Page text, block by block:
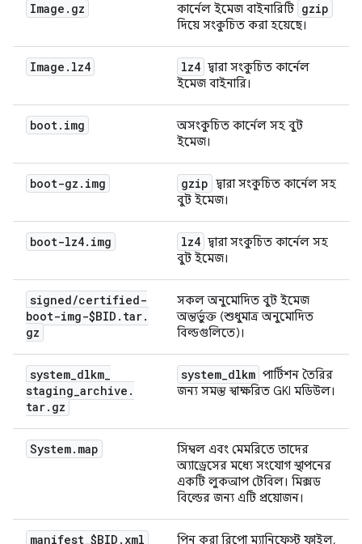
Image . gz কার্নেল ইমেজ বাইনারিটি gzip
দিয়ে সংকুচিত করা হয়েছে।
Image . lz4 lz4 দ্বারা সংকুচিত কার্নেল
ইমেজ বাইনারি।
boot. img
অসংকুচিত কার্নেল সহ বুট
ইমেজ।
boot-gz . img gzip দ্বারা সংকুচিত কার্নেল সহ
বুট ইমেজ।
boot-lz4. img lz4 দ্বারা সংকুচিত কার্নেল সহ
বুট ইমেজ।
signed/certified-
boot-img-$BID . tar.
gz
সকল অনুমোদিত বুট ইমেজ
অন্তর্ভুক্ত (শুধুমাত্র অনুমোদিত
বিল্ডগুলিতে)।
system_dlkm_
staging_archive .
tar. gz
system_dlkm পার্টিশন তৈরির
জন্য সমস্ত স্বাক্ষরিত GKI মডিউল।
System. map
সিম্বল এবং মেমরিতে তাদের
অ্যাড্রেসের মধ্যে সংযোগ স্থাপনের
একটি লুকআপ টেবিল। মিক্সড
বিল্ডের জন্য এটি প্রয়োজন।
manifest_$BID . xml পিন করা রিপো ম্যানিফেস্ট ফাইল,